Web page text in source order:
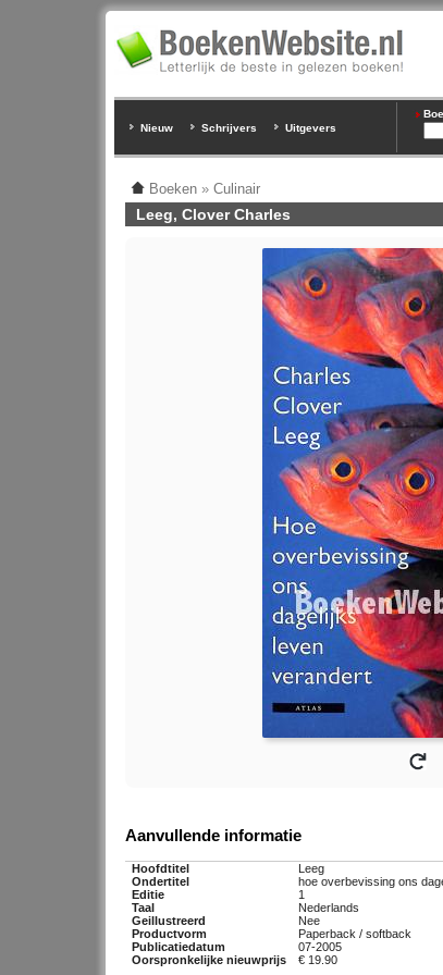
Nieuw Schrijvers Uitgevers
Boeken » Culinair
Leeg, Clover Charles
Aanvullende informatie
Hoofdtitel
Leeg
Ondertitel
hoe overbevissing ons
Editie
1
Taal
Nederlands
Geillustreerd
Nee
Productvorm
Paperback / softback
Publicatiedatum
07-2005
Oorspronkelijke nieuwprijs
€ 19.90